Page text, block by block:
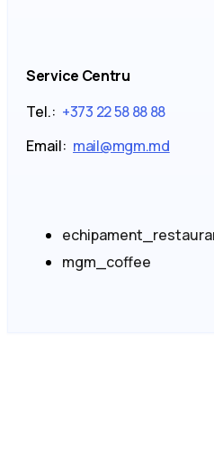
Service Centru
Tel.: +373 22 58 88 88
Email: mail@mgm.md
mgm_coffee